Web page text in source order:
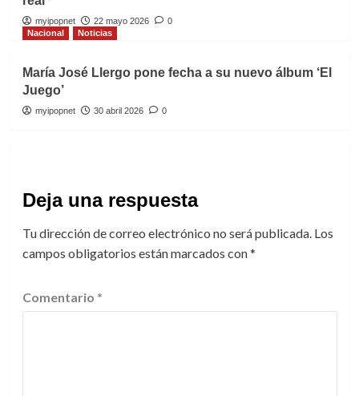
myipopnet 22 mayo 2026
0
Nacional
Noticias
María José Llergo pone fecha a su nuevo álbum ‘El
Juego’
myipopnet 30 abril 2026 0
Deja una respuesta
Tu dirección de correo electrónico no será publicada. Los
campos obligatorios están marcados con*
Comentario *